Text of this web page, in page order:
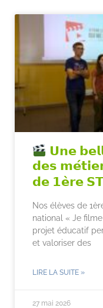
𝗨𝗻𝗲
𝗱𝗲𝘀
𝗱𝗲 𝟭𝗲̀𝗿𝗲
Nos élèves de
national « Je
projet éducatif
et valoriser des
LIRE LA SUITE »
27 mai 2026